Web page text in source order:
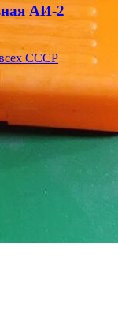
АИ-2
СССР